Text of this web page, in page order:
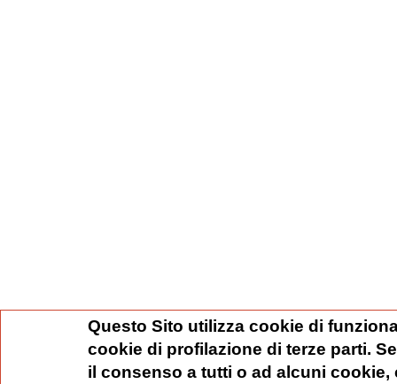
Questo Sito utilizza cookie di
cookie di profilazione di terze parti.
il consenso a tutti o ad alcuni